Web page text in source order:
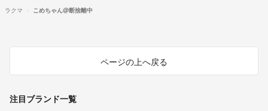
ラクマ こめちゃん@断捨離中
ページの上へ戻る
注目ブランド一覧